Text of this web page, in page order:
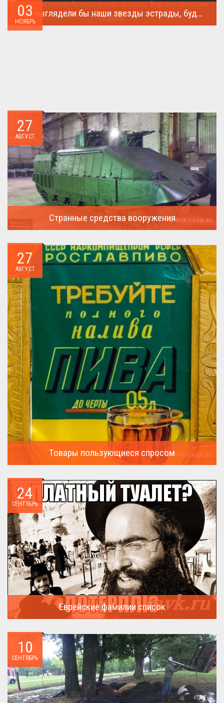
03
НОЯБРЬ
Как выглядели бы наши звезды эстрады, будь они простыми людьми.
27
АВГУСТ
Странные средства вооружения
27
АВГУСТ
Товары пользующиеся спросом
24
СЕНТЯБРЬ
Еврейские фамилии список
10
СЕНТЯБРЬ